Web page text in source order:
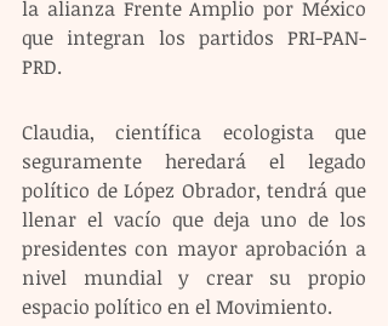
la alianza Frente Amplio por México
que integran los partidos PRI-PAN-
PRD.
Claudia, científica ecologista que
seguramente heredará el legado
político de López Obrador, tendrá que
llenar el vacío que deja uno de los
presidentes con mayor aprobación a
nivel mundial y crear su propio
espacio político en el Movimiento.